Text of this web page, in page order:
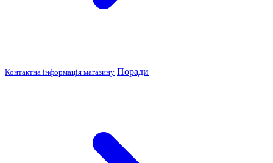
Контактна інформація магазину Поради